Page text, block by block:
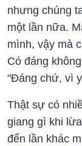
nhưng chúng
một lần nữa.
mình, vậy mà
Có đáng
"Đáng chứ, vì
Thật sự có
giang gì khi
đến lần khác